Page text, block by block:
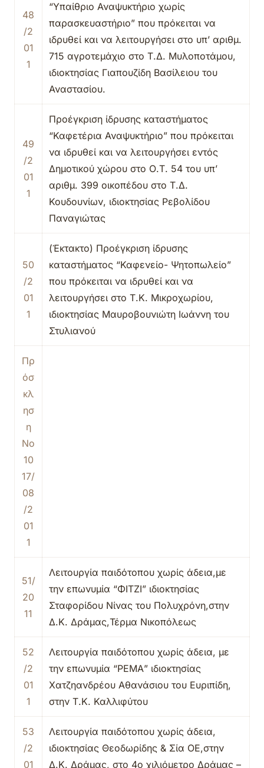
48
/2
01
1
“Υπαίθριο Αναψυκτήριο χωρίς
παρασκευαστήριο” που πρόκειται να
ιδρυθεί και να λειτουργήσει στο υπ’ αριθμ.
715 αγροτεμάχιο στο Τ.Δ. Μυλοποτάμου,
ιδιοκτησίας Γιαπουζίδη Βασίλειου του
Αναστασίου.
49
/2
01
1
Προέγκριση ίδρυσης καταστήματος
“Καφετέρια Αναψυκτήριο” που πρόκειται
να ιδρυθεί και να λειτουργήσει εντός
Δημοτικού χώρου στο Ο.Τ. 54 του υπ’
αριθμ. 399 οικοπέδου στο Τ.Δ.
Κουδουνίων, ιδιοκτησίας Ρεβολίδου
Παναγιώτας
50
/2
01
1
(Έκτακτο) Προέγκριση ίδρυσης
καταστήματος “Καφενείο- Ψητοπωλείο”
που πρόκειται να ιδρυθεί και να
λειτουργήσει στο Τ.Κ. Μικροχωρίου,
ιδιοκτησίας Μαυροβουνιώτη Ιωάννη του
Στυλιανού
Πρ
όσ
κλ
ησ
η
Νο
10
17/
08
/2
01
1
51/
20
11
Λειτουργία παιδότοπου χωρίς άδεια,με
την επωνυμία “ΦΙΤΖΙ” ιδιοκτησίας
Σταφορίδου Νίνας του Πολυχρόνη,στην
Δ.Κ. Δράμας,Τέρμα Νικοπόλεως
52
/2
01
1
Λειτουργία παιδότοπου χωρίς άδεια, με
την επωνυμία “ΡΕΜΑ” ιδιοκτησίας
Χατζηανδρέου Αθανάσιου του Ευριπίδη,
στην Τ.Κ. Καλλιφύτου
53
/2
01
Λειτουργία παιδότοπου χωρίς άδεια,
ιδιοκτησίας Θεοδωρίδης & Σία ΟΕ,στην
Δ.Κ. Δράμας, στο 4ο χιλιόμετρο Δράμας –